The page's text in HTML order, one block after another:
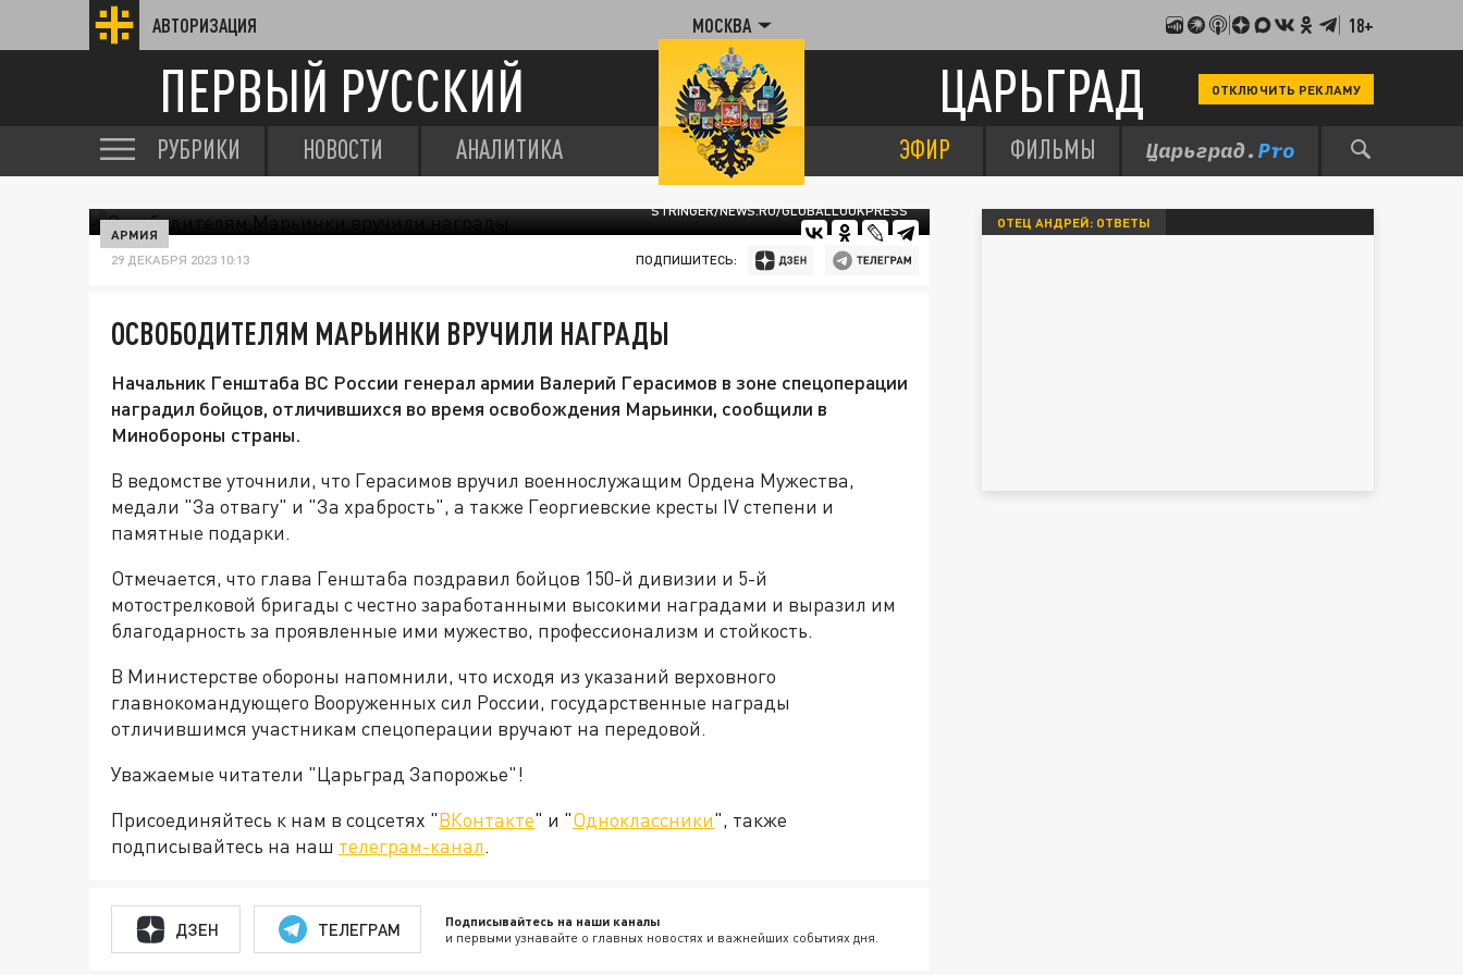
АВТОРИЗАЦИЯ МОСКВА 18+
ПЕРВЫЙ РУССКИЙ ЦАРЬГРАД ОТКЛЮЧИТЬ РЕКЛАМУ
РУБРИКИ НОВОСТИ АНАЛИТИКА ЭФИР ФИЛЬМЫ
STRINGER/NEWS.RU/GLOBALLOOKPRESS
АРМИЯ
29 ДЕКАБРЯ 2023 10:13 ПОДПИШИТЕСЬ:
ОСВОБОДИТЕЛЯМ МАРЬИНКИ ВРУЧИЛИ НАГРАДЫ
Начальник Генштаба ВС России генерал армии Валерий Герасимов в зоне спецоперации
наградил бойцов, отличившихся во время освобождения Марьинки, сообщили в
Минобороны страны.
В ведомстве уточнили, что Герасимов вручил военнослужащим Ордена Мужества,
медали "За отвагу" и "За храбрость", а также Георгиевские кресты IV степени и
памятные подарки.
Отмечается, что глава Генштаба поздравил бойцов 150-й дивизии и 5-й
мотострелковой бригады с честно заработанными высокими наградами и выразил им
благодарность за проявленные ими мужество, профессионализм и стойкость.
В Министерстве обороны напомнили, что исходя из указаний верховного
главнокомандующего Вооруженных сил России, государственные награды
отличившимся участникам спецоперации вручают на передовой.
Уважаемые читатели "Царьград Запорожье"!
Присоединяйтесь к нам в соцсетях "ВКонтакте" и "Одноклассники", также
подписывайтесь на наш телеграм-канал.
ДЗЕН ТЕЛЕГРАМ Подписывайтесь на наши каналы
и первыми узнавайте о главных новостях и важнейших событиях дня.
ОТЕЦ АНДРЕЙ: ОТВЕТЫ